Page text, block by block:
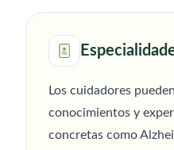
Los cuidadores
conocimientos y
concretas como